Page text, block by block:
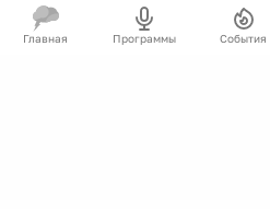
Главная Программы События